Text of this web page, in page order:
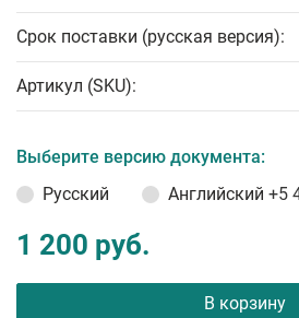
Срок поставки (русская версия):
Артикул (SKU):
Выберите версию документа:
Русский
Английский +5
1 200 руб.
В корзину